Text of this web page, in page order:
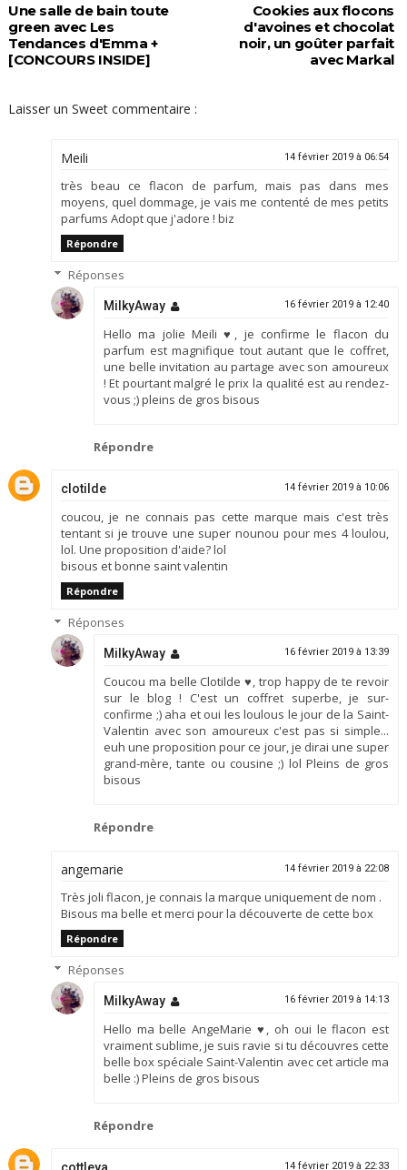
Cookies aux flocons
d'avoines et chocolat
noir, un goûter parfait
avec Markal
Une salle de bain toute
green avec Les
Tendances d'Emma +
[CONCOURS INSIDE]
Laisser un Sweet commentaire :
Meili 14 février 2019 à 06:54
très beau ce flacon de parfum, mais pas dans mes
moyens, quel dommage, je vais me contenté de mes petits
parfums Adopt que j'adore ! biz
Répondre
Réponses
MilkyAway 16 février 2019 à 12:40
Hello ma jolie Meili ♥, je confirme le flacon du
parfum est magnifique tout autant que le coffret,
une belle invitation au partage avec son amoureux
! Et pourtant malgré le prix la qualité est au rendez-
vous ;) pleins de gros bisous
Répondre
clotilde 14 février 2019 à 10:06
coucou, je ne connais pas cette marque mais c'est très
tentant si je trouve une super nounou pour mes 4 loulou,
lol. Une proposition d'aide? lol
bisous et bonne saint valentin
Répondre
Réponses
MilkyAway 16 février 2019 à 13:39
Coucou ma belle Clotilde ♥, trop happy de te revoir
sur le blog ! C'est un coffret superbe, je sur-
confirme ;) aha et oui les loulous le jour de la Saint-
Valentin avec son amoureux c'est pas si simple...
euh une proposition pour ce jour, je dirai une super
grand-mère, tante ou cousine ;) lol Pleins de gros
bisous
Répondre
angemarie 14 février 2019 à 22:08
Très joli flacon, je connais la marque uniquement de nom .
Bisous ma belle et merci pour la découverte de cette box
Répondre
Réponses
MilkyAway 16 février 2019 à 14:13
Hello ma belle AngeMarie ♥, oh oui le flacon est
vraiment sublime, je suis ravie si tu découvres cette
belle box spéciale Saint-Valentin avec cet article ma
belle :) Pleins de gros bisous
Répondre
14 février 2019 à 22:33